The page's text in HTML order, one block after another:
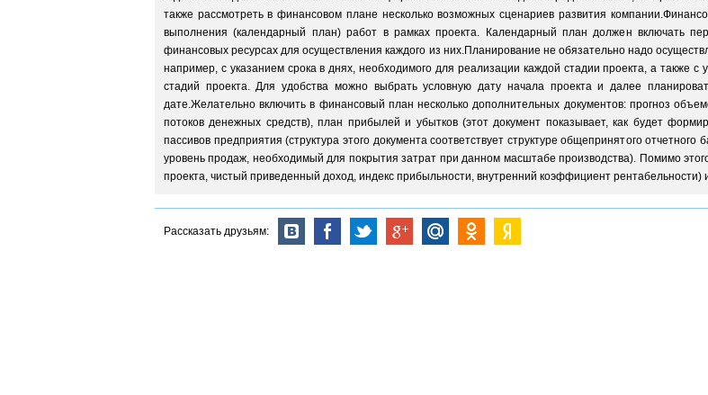
также рассмотреть в финансовом плане несколько возможных сценариев развития
выполнения (календарный план) работ в рамках проекта. Календарный план должен включать
финансовых ресурсах для осуществления каждого из них.Планирование не обязательно надо
например, с указанием срока в днях, необходимого для реализации каждой стадии проекта, а также
стадий проекта. Для удобства можно выбрать условную дату начала проекта и далее
дате.Желательно включить в финансовый план несколько дополнительных документов: прогноз
потоков денежных средств), план прибылей и убытков (этот документ показывает, как будет
пассивов предприятия (структура этого документа соответствует структуре общепринятого
уровень продаж, необходимый для покрытия затрат при данном масштабе производства). Помимо
проекта, чистый приведенный доход, индекс прибыльности, внутренний коэффициент рентабельности)
Рассказать друзьям: